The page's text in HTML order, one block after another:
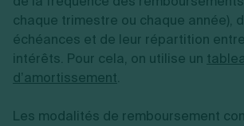
chaque trimestre ou chaque année),
échéances et de leur répartition
intérêts. Pour cela, on utilise un
d’amortissement.
Les modalités de remboursement